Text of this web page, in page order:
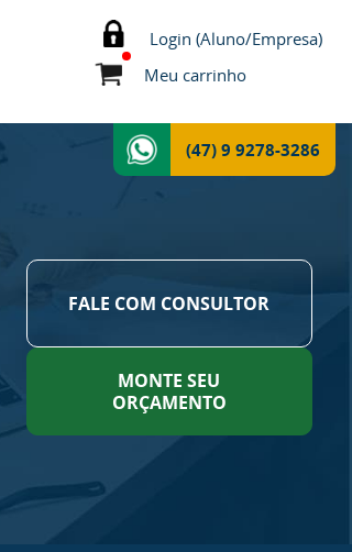
Login (Aluno/Empresa)
Meu carrinho
(47) 9 9278-3286
FALE COM CONSULTOR
MONTE SEU
ORÇAMENTO